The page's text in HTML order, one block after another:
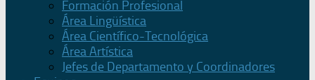
Formación Profesional
Área Lingüística
Área Científico-Tecnológica
Área Artística
Jefes de Departamento y Coordinadores